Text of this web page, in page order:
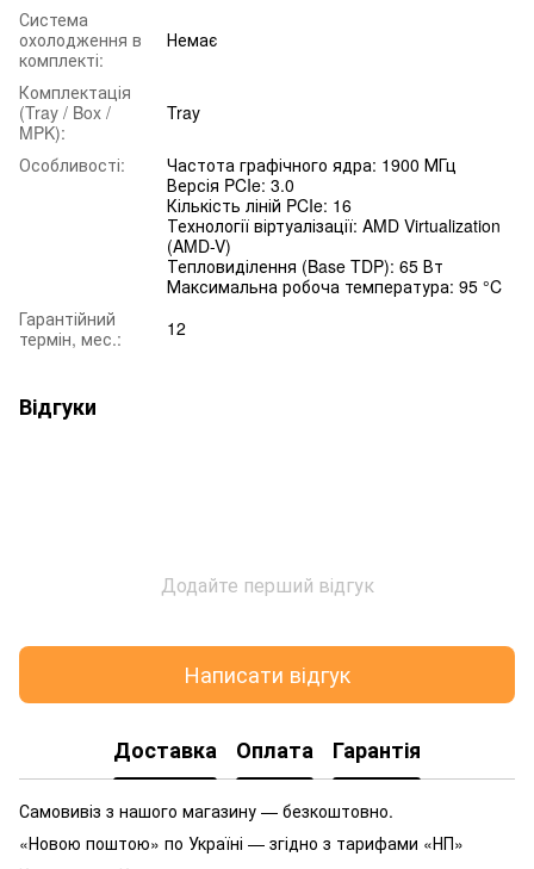
Система
охолодження в
комплекті:
Немає
Комплектація
(Tray / Box /
MPK):
Tray
Особливості:
Частота графічного ядра: 1900 МГц
Версія PCIe: 3.0
Кількість ліній PCIe: 16
Технології віртуалізації: AMD Virtualization
(AMD-V)
Тепловиділення (Base TDP): 65 Вт
Максимальна робоча температура: 95 °C
Гарантійний
термін, мес.:
12
Відгуки
Додайте перший відгук
Написати відгук
Доставка Оплата Гарантія
Самовивіз з нашого магазину — безкоштовно.
«Новою поштою» по Україні — згідно з тарифами «НП»